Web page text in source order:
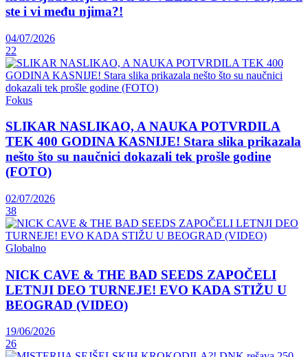
ste i vi među njima?!
04/07/2026
22
Fokus
SLIKAR NASLIKAO, A NAUKA POTVRDILA
TEK 400 GODINA KASNIJE! Stara slika prikazala
nešto što su naučnici dokazali tek prošle godine
(FOTO)
02/07/2026
38
Globalno
NICK CAVE & THE BAD SEEDS ZAPOČELI
LETNJI DEO TURNEJE! EVO KADA STIŽU U
BEOGRAD (VIDEO)
19/06/2026
26